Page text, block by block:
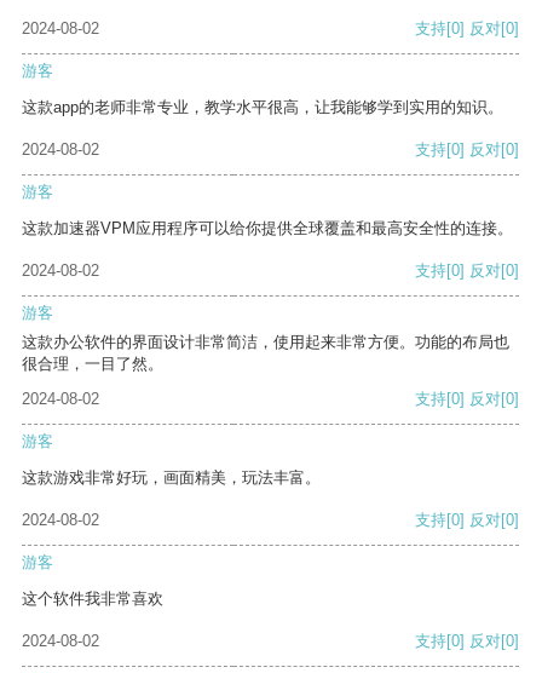
2024-08-02 支持[0] 反对[0]
游客
这款app的老师非常专业，教学水平很高，让我能够学到实用的知识。
2024-08-02 支持[0] 反对[0]
游客
这款加速器VPM应用程序可以给你提供全球覆盖和最高安全性的连接。
2024-08-02 支持[0] 反对[0]
游客
这款办公软件的界面设计非常简洁，使用起来非常方便。功能的布局也
很合理，一目了然。
2024-08-02
支持[0] 反对[0]
游客
这款游戏非常好玩，画面精美，玩法丰富。
2024-08-02 支持[0] 反对[0]
游客
这个软件我非常喜欢
2024-08-02 支持[0] 反对[0]